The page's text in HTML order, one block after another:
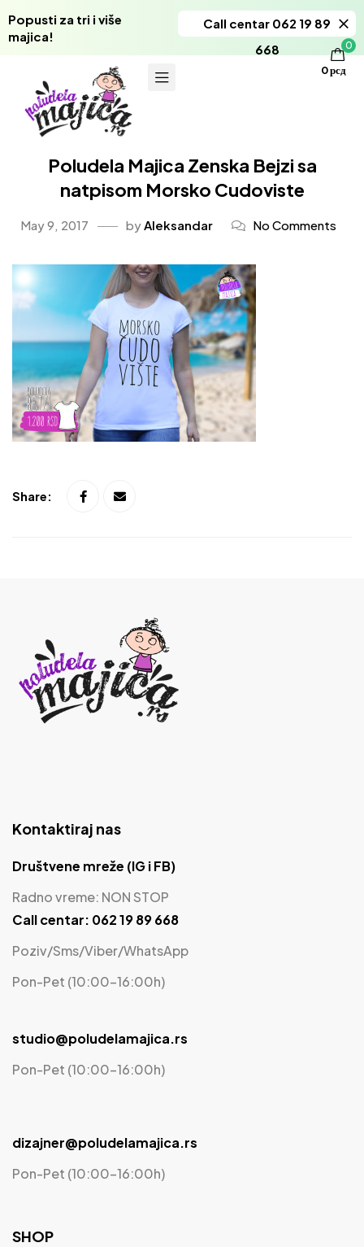
Popusti za tri i više
majica!
Call centar 062 19 89
668
0
0рсд
Poludela Majica Zenska Bejzi sa
natpisom Morsko Cudoviste
May 9, 2017 byAleksandar No Comments
Share:
Kontaktiraj nas
Društvene mreže (IG i FB)
Radno vreme: NON STOP
Call centar: 062 19 89 668
Poziv/Sms/Viber/WhatsApp
Pon-Pet (10:00-16:00h)
studio@poludelamajica.rs
Pon-Pet (10:00-16:00h)
dizajner@poludelamajica.rs
Pon-Pet (10:00-16:00h)
SHOP